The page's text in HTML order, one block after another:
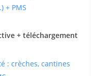
+ PMS
+ téléchargement
: crèches, cantines